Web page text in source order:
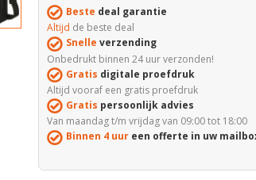
Beste deal garantie
Altijd de beste deal
Snelle verzending
Onbedrukt binnen 24 uur verzonden!
Gratis digitale proefdruk
Altijd vooraf een gratis proefdruk
Gratis persoonlijk advies
Van maandag t/m vrijdag van 09:00 tot 18:00
Binnen 4 uureen offerte in uw